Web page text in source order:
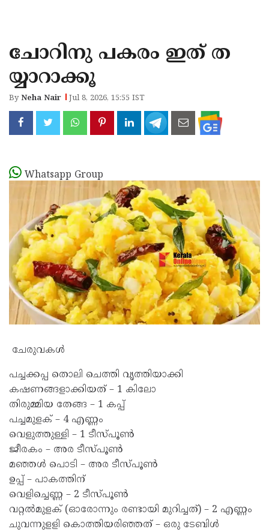
KANNUR
KASARAGOD
ചോറിനു പകരം ഇത് ത
യ്യാറാക്കൂ
ByNeha Nair Jul 8, 2026, 15:55 IST
Whatsapp Group
ചേരുവകൾ
പച്ചക്കപ്പ തൊലി ചെത്തി വൃത്തിയാക്കി
കഷണങ്ങളാക്കിയത് – 1 കിലോ
തിരുമ്മിയ തേങ്ങ – 1 കപ്പ്
പച്ചമുളക് – 4 എണ്ണം
വെളുത്തുള്ളി – 1 ടീസ്പൂൺ
ജീരകം – അര ടീസ്പൂൺ
മഞ്ഞൾ പൊടി – അര ടീസ്പൂൺ
ഉപ്പ് – പാകത്തിന്
വെളിച്ചെണ്ണ – 2 ടീസ്പൂൺ
വറ്റൽമുളക് (ഓരോന്നും രണ്ടായി മുറിച്ചത്) – 2 എണ്ണം
ചുവന്നുളളി കൊത്തിയരിഞ്ഞത് – ഒരു ടേബിൾ